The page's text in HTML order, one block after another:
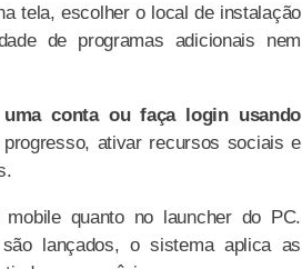
tela, escolher o local de instalação
de programas adicionais nem
conta ou faça login usando
ativar recursos sociais e
quanto no launcher do PC.
lançados, o sistema aplica as